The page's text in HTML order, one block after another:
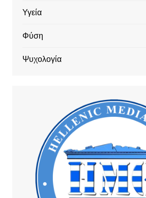
Υγεία
Φύση
Ψυχολογία